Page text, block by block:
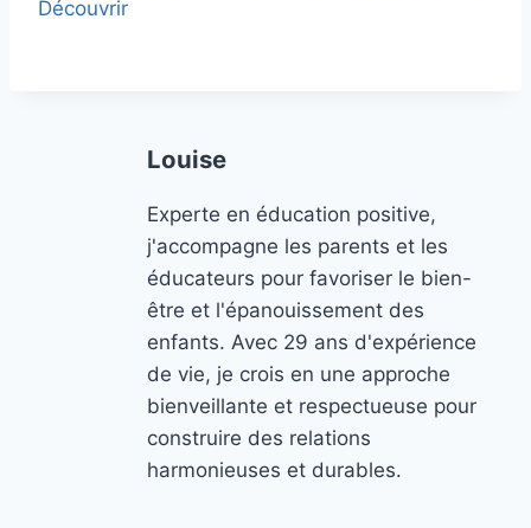
Découvrir
Louise
Experte en éducation positive,
j'accompagne les parents et les
éducateurs pour favoriser le bien-
être et l'épanouissement des
enfants. Avec 29 ans d'expérience
de vie, je crois en une approche
bienveillante et respectueuse pour
construire des relations
harmonieuses et durables.